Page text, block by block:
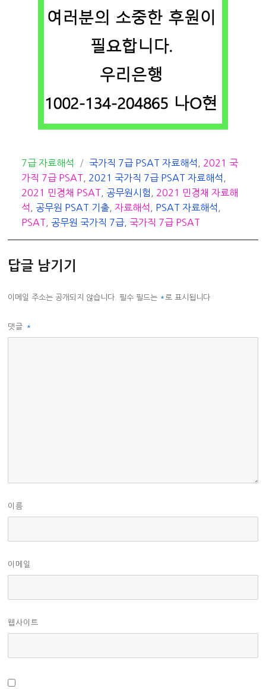
카
테
고
리
7급 자료해석
태
그
국가직 7급 PSAT 자료해석 , 2021 국
가직 7급 PSAT, 2021 국가직 7급 PSAT 자료해석 ,
2021 민경채 PSAT, 공무원시험 , 2021 민경채 자료해
석 , 공무원 PSAT 기출,자료해석 , PSAT 자료해석 ,
PSAT, 공무원 국가직 7급, 국가직 7급 PSAT
답글 남기기
이메일 주소는 공개되지 않습니다. 필수 필드는 *로 표시됩니다
댓글 *
이름
이메일
웹사이트